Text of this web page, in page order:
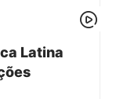
Latina